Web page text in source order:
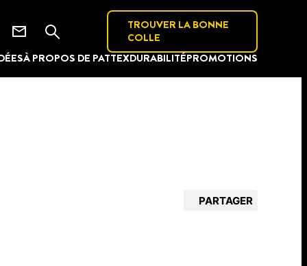
À PROPOS DE PATTEXDURABILITÉPROMOTIONS
TROUVER LA BONNE
COLLE
PARTAGER